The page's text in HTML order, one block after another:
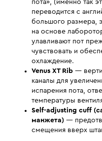
пота», (именно так
переводится с
большого размера,
на основе
улавливают пот
чувствовать и
охлаждение.
Venus XT Rib —
каналы для
испарения пота,
температуры
Self-adjusting cuff
манжета) —
смещения вверх